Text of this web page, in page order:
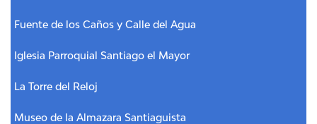
Fuente de los Caños y Calle del Agua
Iglesia Parroquial Santiago el Mayor
La Torre del Reloj
Museo de la Almazara Santiaguista